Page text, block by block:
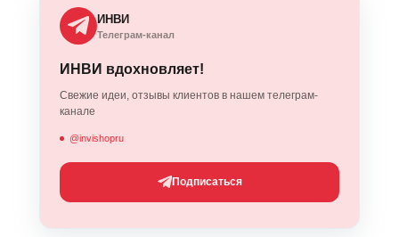
ИНВИ
Телеграм-канал
ИНВИ вдохновляет!
Свежие идеи, отзывы клиентов в нашем телеграм-
канале
@invishopru
Подписаться